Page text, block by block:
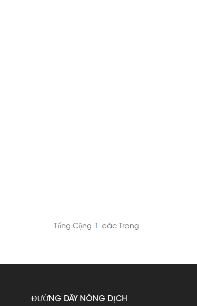
Tổng Cộng 1 Các Trang
ĐƯỜNG DÂY NÓNG DỊCH